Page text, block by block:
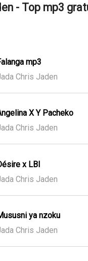
- Top mp3
mp3
Chris Jaden
X Y Pacheko
Chris Jaden
x LBI
Chris Jaden
ya nzoku
Chris Jaden